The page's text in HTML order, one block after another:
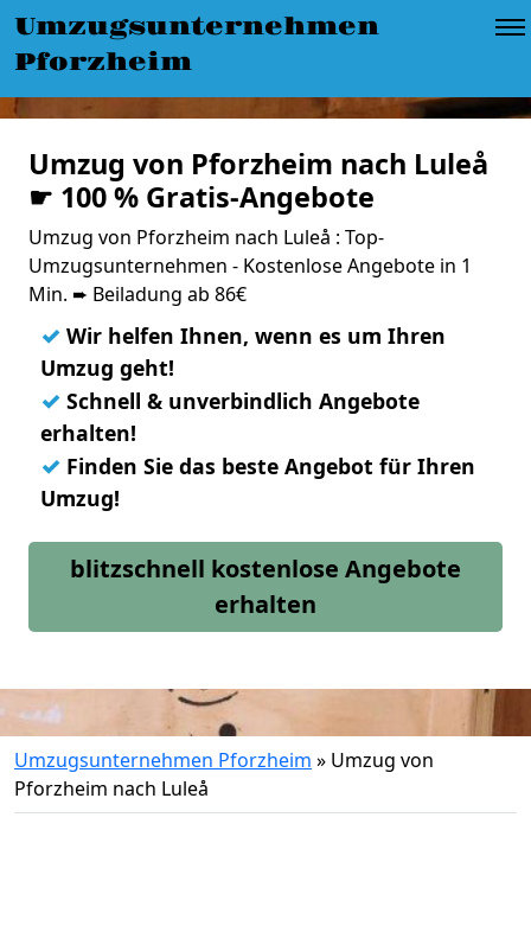
Umzugsunternehmen
Pforzheim
Umzug von Pforzheim nach Luleå
☛ 100 % Gratis-Angebote
Umzug von Pforzheim nach Luleå : Top-
Umzugsunternehmen - Kostenlose Angebote in 1
Min. ➨ Beiladung ab 86€
✓ Wir helfen Ihnen, wenn es um Ihren
Umzug geht!
✓ Schnell & unverbindlich Angebote
erhalten!
✓ Finden Sie das beste Angebot für Ihren
Umzug!
blitzschnell kostenlose Angebote
erhalten
Umzugsunternehmen Pforzheim » Umzug von
Pforzheim nach Luleå